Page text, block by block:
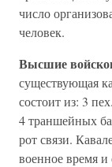
число
человек.
Высшие
существующая
состоит из: 3
4 траншейных
рот связи.
военное время и